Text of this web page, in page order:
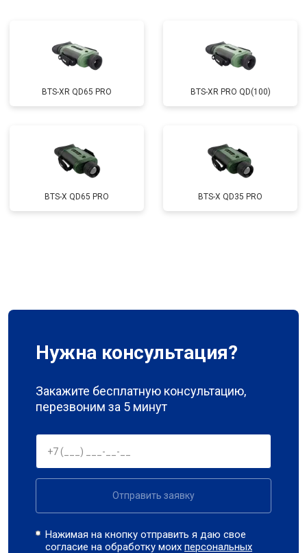
BTS-XR QD65 PRO BTS-XR PRO QD(100)
BTS-X QD65 PRO BTS-X QD35 PRO
Нужна консультация?
Закажите бесплатную консультацию,
перезвоним за 5 минут
Отправить заявку
Нажимая на кнопку отправить я даю свое
согласие на обработку моихперсональных